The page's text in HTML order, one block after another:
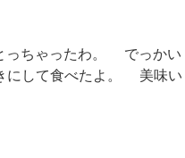
っちゃったわ。 でっかい
にして食べたよ。 美味い